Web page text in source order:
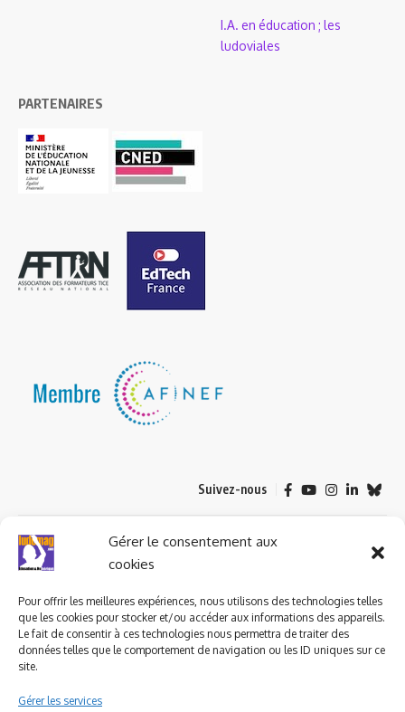
Gérer le consentement aux
cookies
Pour offrir les meilleures expériences, nous utilisons des technologies telles
que les cookies pour stocker et/ou accéder aux informations des appareils.
Le fait de consentir à ces technologies nous permettra de traiter des
données telles que le comportement de navigation ou les ID uniques sur ce
site.
Gérer les services
I.A. en éducation ; les
ludoviales
PARTENAIRES
Suivez-nous
© 2023 ludomag.com édité et géré par WOOMEET SAS, powered by